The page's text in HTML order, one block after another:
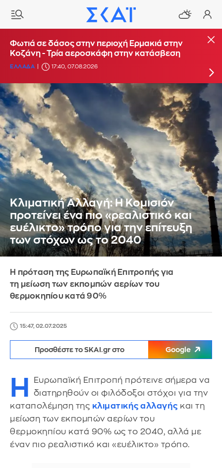
Φωτιά στο Στεφάνι Κορίνθου - Μήνυμα από το
112 για ετοιμότητα
ΕΛΛΑΔΑ 16:29, 07.08.2026
Φωτιά σε δάσος στην περιοχή Ερμακιά στην
Κοζάνη - Τρία αεροσκάφη στην κατάσβεση
ΕΛΛΑΔΑ 17:40, 07.08.2026
Κλιματική Αλλαγή: Η Κομισιόν
προτείνει ένα πιο «ρεαλιστικό και
ευέλικτο» τρόπο για την επίτευξη
των στόχων ως το 2040
Η πρόταση της Ευρωπαϊκή Επιτροπής για
τη μείωση των εκπομπών αερίων του
θερμοκηπίου κατά 90%
15:47, 02.07.2025
Προσθέστε το SKAI.gr στο Google
Η
Ευρωπαϊκή Επιτροπή πρότεινε σήμερα να
διατηρηθούν οι φιλόδοξοι στόχοι για την
καταπολέμηση της κλιματικής αλλαγής και τη
μείωση των εκπομπών αερίων του
θερμοκηπίου κατά 90% ως το 2040, αλλά με
έναν πιο ρεαλιστικό και «ευέλικτο» τρόπο.